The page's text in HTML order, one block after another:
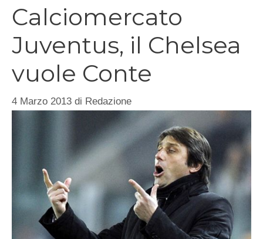
Calciomercato
Juventus, il Chelsea
vuole Conte
4 Marzo 2013 di Redazione